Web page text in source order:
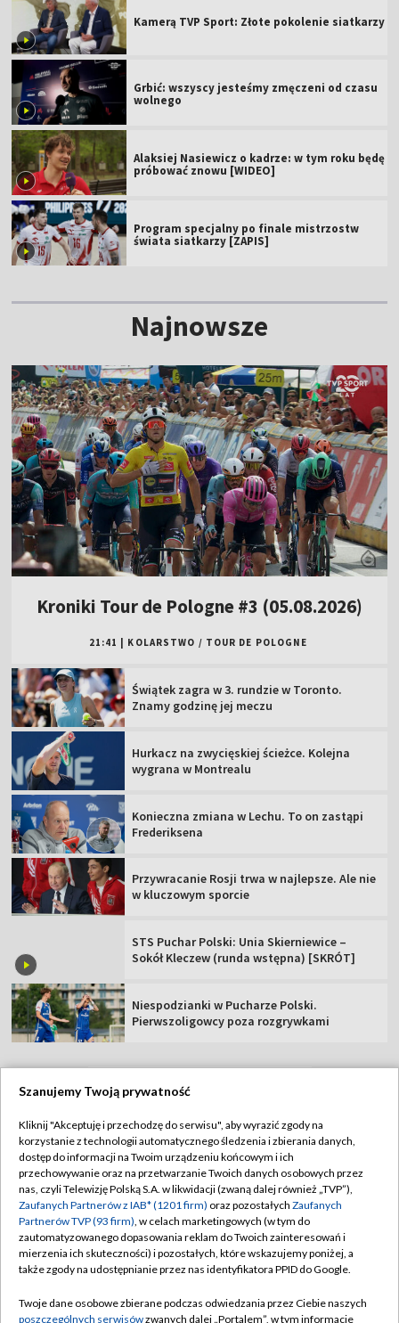
Kamerą TVP Sport: Złote pokolenie siatkarzy
Grbić: wszyscy jesteśmy zmęczeni od czasu
wolnego
Alaksiej Nasiewicz o kadrze: w tym roku będę
próbować znowu [WIDEO]
Program specjalny po finale mistrzostw
świata siatkarzy [ZAPIS]
Najnowsze
Kroniki Tour de Pologne #3 (05.08.2026)
21:41 KOLARSTWO / TOUR DE POLOGNE
Świątek zagra w 3. rundzie w Toronto.
Znamy godzinę jej meczu
Hurkacz na zwycięskiej ścieżce. Kolejna
wygrana w Montrealu
Konieczna zmiana w Lechu. To on zastąpi
Frederiksena
Przywracanie Rosji trwa w najlepsze. Ale nie
w kluczowym sporcie
STS Puchar Polski: Unia Skierniewice –
Sokół Kleczew (runda wstępna) [SKRÓT]
Niespodzianki w Pucharze Polski.
Pierwszoligowcy poza rozgrywkami
Abonament TVP
Sklep TVP
Biuro Reklamy
Oferta Handlowa
Telegazeta ogłoszenia
Rada Programowa
Regulamin TVP
Polityka prywatności
Moje zgody
Biuro reklamy
Kontakt
Kanały
Szanujemy Twoją prywatność
Kliknij "Akceptuję i przechodzę do serwisu", aby wyrazić zgody na
korzystanie z technologii automatycznego śledzenia i zbierania danych,
dostęp do informacji na Twoim urządzeniu końcowym i ich
przechowywanie oraz na przetwarzanie Twoich danych osobowych przez
nas, czyli Telewizję Polską S.A. w likwidacji (zwaną dalej również „TVP”),
Zaufanych Partnerów z IAB* (1201 firm) oraz pozostałych Zaufanych
Partnerów TVP (93 firm), w celach marketingowych (w tym do
zautomatyzowanego dopasowania reklam do Twoich zainteresowań i
mierzenia ich skuteczności) i pozostałych, które wskazujemy poniżej, a
także zgody na udostępnianie przez nas identyfikatora PPID do Google.
Twoje dane osobowe zbierane podczas odwiedzania przez Ciebie naszych
poszczególnych serwisówzwanych dalej „Portalem”, w tym informacje